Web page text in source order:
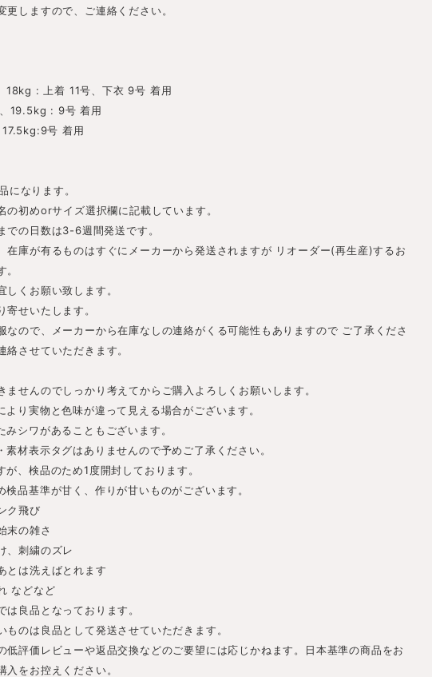
更しますので、ご連絡ください。
18kg : 上着 11号、下衣 9号 着用
19.5kg : 9号 着用
号 着用
になります。
の初めorサイズ選択欄に記載しています。
での日数は3-6週間発送です。
在庫が有るものはすぐにメーカーから発送されますが リオーダー(再生産)するお
しくお願い致します。
寄せいたします。
なので、メーカーから在庫なしの連絡がくる可能性もありますので ご了承くださ
絡させていただきます。
ませんのでしっかり考えてからご購入よろしくお願いします。
り実物と色味が違って見える場合がございます。
シワがあることもございます。
材表示タグはありませんので予めご了承ください。
、検品のため1度開封しております。
品基準が甘く、作りが甘いものがございます。
ク飛び
末の雑さ
、刺繍のズレ
とは洗えばとれます
などなど
は良品となっております。
ものは良品として発送させていただきます。
低評価レビューや返品交換などのご要望には応じかねます。日本基準の商品をお
入をお控えください。